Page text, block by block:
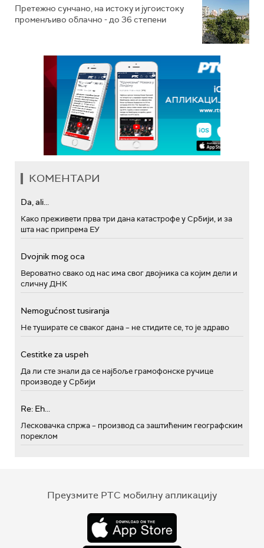
Претежно сунчано, на истоку и југоистоку
променљиво облачно - до 36 степени
КОМЕНТАРИ
Da, ali...
Како преживети прва три дана катастрофе у Србији, и за
шта нас припрема ЕУ
Dvojnik mog oca
Вероватно свако од нас има свог двојника са којим дели и
сличну ДНК
Nemogućnost tusiranja
Не туширате се сваког дана – не стидите се, то је здраво
Cestitke za uspeh
Да ли сте знали да се најбоље грамофонске ручице
производе у Србији
Re: Eh...
Лесковачка спржа – производ са заштићеним географским
пореклом
Преузмите РТС мобилну апликацију